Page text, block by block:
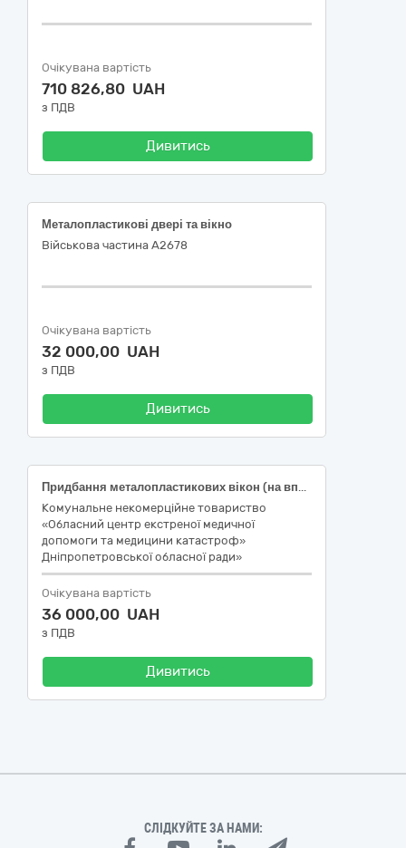
Очікувана вартість
710 826,80 UAH
з ПДВ
Дивитись
Металопластикові двері та вікно
Військова частина А2678
Очікувана вартість
32 000,00 UAH
з ПДВ
Дивитись
Придбання металопластикових вікон (на впровадження заходів з енергозбереження) для підстанції № 8, за адресою: м. Кривий Ріг, вул. Миколи Міхновського,12
Комунальне некомерційне товариство
«Обласний центр екстреної медичної
допомоги та медицини катастроф»
Дніпропетровської обласної ради»
Очікувана вартість
36 000,00 UAH
з ПДВ
Дивитись
СЛІДКУЙТЕ ЗА НАМИ: